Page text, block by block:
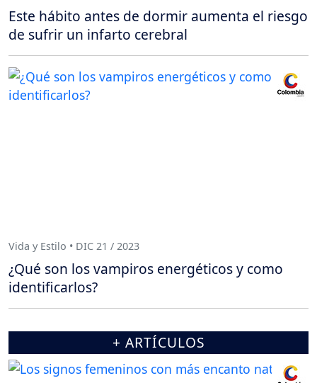
Este hábito antes de dormir aumenta el riesgo
de sufrir un infarto cerebral
Vida y Estilo • DIC 21 / 2023
¿Qué son los vampiros energéticos y como
identificarlos?
+ ARTÍCULOS